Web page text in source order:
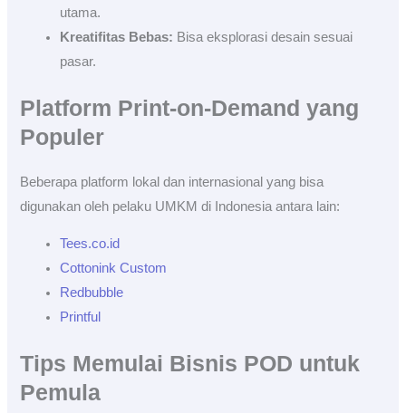
utama.
Kreatifitas Bebas: Bisa eksplorasi desain sesuai
pasar.
Platform Print-on-Demand yang
Populer
Beberapa platform lokal dan internasional yang bisa
digunakan oleh pelaku UMKM di Indonesia antara lain:
Tees.co.id
Cottonink Custom
Redbubble
Printful
Tips Memulai Bisnis POD untuk
Pemula